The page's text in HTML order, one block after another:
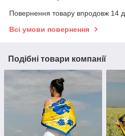
Повернення товару впродовж 14
Всі умови повернення
Подібні товари компанії